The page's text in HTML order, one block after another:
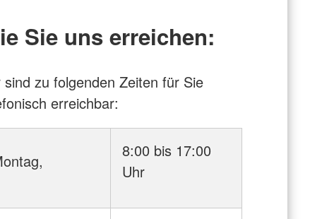
Sie uns erreichen:
sind zu folgenden Zeiten für Sie
erreichbar:
8:00 bis 17:00
Uhr